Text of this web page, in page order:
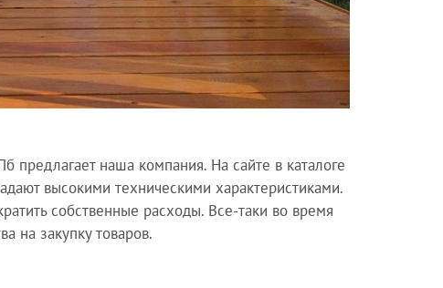
предлагает наша компания. На сайте в каталоге
высокими техническими характеристиками.
собственные расходы. Все-таки во время
на закупку товаров.